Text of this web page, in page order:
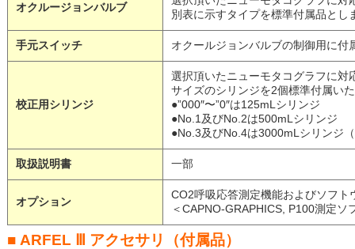
オクルージョンバルブ
別表に⽰すタイプを標準付属品とし
⼿元スイッチ オクールジョンバルブの制御⽤に付
校正⽤シリンジ
選択頂いたニューモタコグラフに対
サイズのシリンジを2個標準付属い
●”000″〜”0″は125mLシリンジ
●No.1及びNo.2は500mLシリンジ
●No.3及びNo.4は3000mLシリンジ
取扱説明書 一部
オプション
CO2呼吸応答測定機能およびソフト
＜CAPNO-GRAPHICS, P100測定
■ ARFEL Ⅲ アクセサリ（付属品）